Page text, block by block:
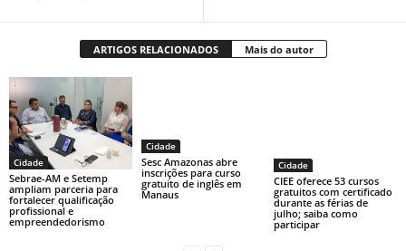
ARTIGOS RELACIONADOS Mais do autor
Cidade
Sebrae-AM e Setemp
ampliam parceria para
fortalecer qualificação
profissional e
empreendedorismo
Cidade
Sesc Amazonas abre
inscrições para curso
gratuito de inglês em
Manaus
Cidade
CIEE oferece 53 cursos
gratuitos com certificado
durante as férias de
julho; saiba como
participar